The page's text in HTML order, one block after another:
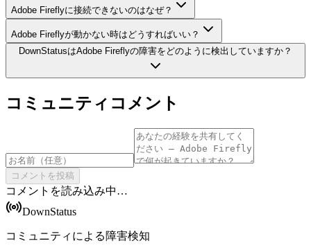
Adobe Fireflyに接続できないのはなぜ？
Adobe Fireflyが動かない時はどうすればいい？
DownStatusはAdobe Fireflyの障害をどのように検出していますか？
コミュニティコメント
コメントを投稿
コメントを読み込み中…
DownStatus
コミュニティによる障害検知